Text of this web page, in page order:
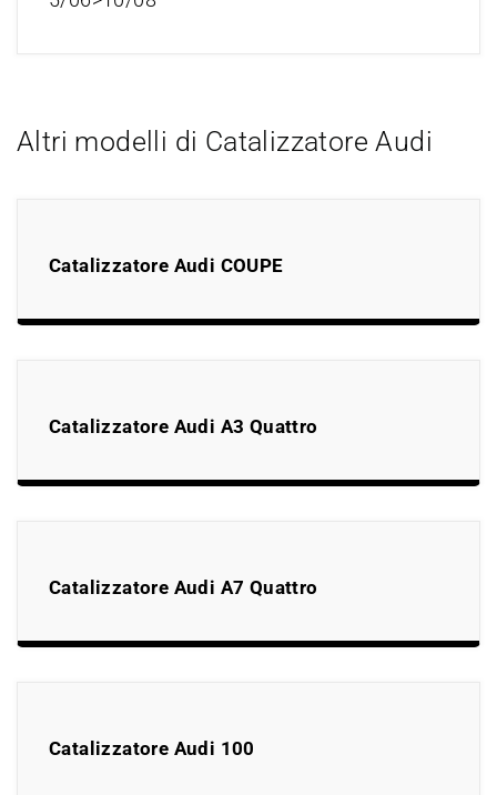
Altri modelli di Catalizzatore Audi
Catalizzatore Audi COUPE
Catalizzatore Audi A3 Quattro
Catalizzatore Audi A7 Quattro
Catalizzatore Audi 100